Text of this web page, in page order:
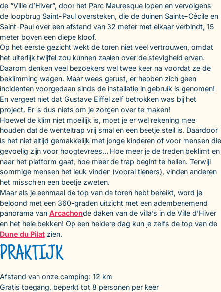
de “Ville d’Hiver”, door het Parc Mauresque lopen en vervolgens
de loopbrug Saint-Paul oversteken, die de duinen Sainte-Cécile en
Saint-Paul over een afstand van 32 meter met elkaar verbindt, 15
meter boven een diepe kloof.
Op het eerste gezicht wekt de toren niet veel vertrouwen, omdat
het uiterlijk twijfel zou kunnen zaaien over de stevigheid ervan.
Daarom denken veel bezoekers wel twee keer na voordat ze de
beklimming wagen. Maar wees gerust, er hebben zich geen
incidenten voorgedaan sinds de installatie in gebruik is genomen!
En vergeet niet dat Gustave Eiffel zelf betrokken was bij het
project. Er is dus niets om je zorgen over te maken!
Hoewel de klim niet moeilijk is, moet je er wel rekening mee
houden dat de wenteltrap vrij smal en een beetje steil is. Daardoor
is het niet altijd gemakkelijk met jonge kinderen of voor mensen die
gevoelig zijn voor hoogtevrees… Hoe meer je de treden beklimt en
naar het platform gaat, hoe meer de trap begint te hellen. Terwijl
sommige mensen het leuk vinden (vooral tieners), vinden anderen
het misschien een beetje zweten.
Maar als je eenmaal de top van de toren hebt bereikt, word je
beloond met een 360-graden uitzicht met een adembenemend
panorama van Arcachonde daken van de villa’s in de Ville d’Hiver
en het hele bekken! Op een heldere dag kun je zelfs de top van de
Dune du Pilat zien.
PRAKTIJK
Afstand van onze camping: 12 km
Gratis toegang, beperkt tot 8 personen per keer